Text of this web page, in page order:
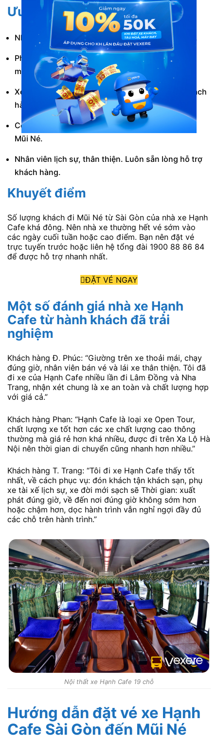
Ưu điểm
Nhà xe xuất bến khá nhiều khung giờ trong ngày.
Phục vụ nhiều dòng xe khác nhau, đáp ứng được
mọi nhu cầu của khách hàng.
Xe đời mới, động cơ vận hành mượt mà. Giúp khách
hàng nghỉ ngơi thoải mái nhất.
Có hỗ trợ trung chuyển khách hàng tại trung tâm
Mũi Né.
Nhân viên lịch sự, thân thiện. Luôn sẵn lòng hỗ trợ
khách hàng.
Khuyết điểm
Số lượng khách đi Mũi Né từ Sài Gòn của nhà xe Hạnh
Cafe khá đông. Nên nhà xe thường hết vé sớm vào
các ngày cuối tuần hoặc cao điểm. Bạn nên đặt vé
trực tuyến trước hoặc liên hệ tổng đài 1900 88 86 84
để được hỗ trợ nhanh nhất.
ĐẶT VÉ NGAY
Một số đánh giá nhà xe Hạnh
Cafe từ hành khách đã trải
nghiệm
Khách hàng Đ. Phúc: “Giường trên xe thoải mái, chạy
đúng giờ, nhân viên bán vé và lái xe thân thiện. Tôi đã
đi xe của Hạnh Cafe nhiều lần đi Lâm Đồng và Nha
Trang, nhận xét chung là xe an toàn và chất lượng hợp
với giá cả.”
Khách hàng Phan: “Hạnh Cafe là loại xe Open Tour,
chất lượng xe tốt hơn các xe chất lượng cao thông
thường mà giá rẻ hơn khá nhiều, được đi trên Xa Lộ Hà
Nội nên thời gian di chuyển cũng nhanh hơn nhiều.”
Khách hàng T. Trang: “Tôi đi xe Hạnh Cafe thấy tốt
nhất, về cách phục vụ: đón khách tận khách sạn, phụ
xe tài xế lịch sự, xe đời mới sạch sẽ Thời gian: xuất
phát đúng giờ, về đến nơi đúng giờ không sớm hơn
hoặc chậm hơn, dọc hành trình vẫn nghỉ ngợi đầy đủ
các chỗ trên hành trình.”
Nội thất xe Hạnh Cafe 19 chỗ
Hướng dẫn đặt vé xe Hạnh
Cafe Sài Gòn đến Mũi Né